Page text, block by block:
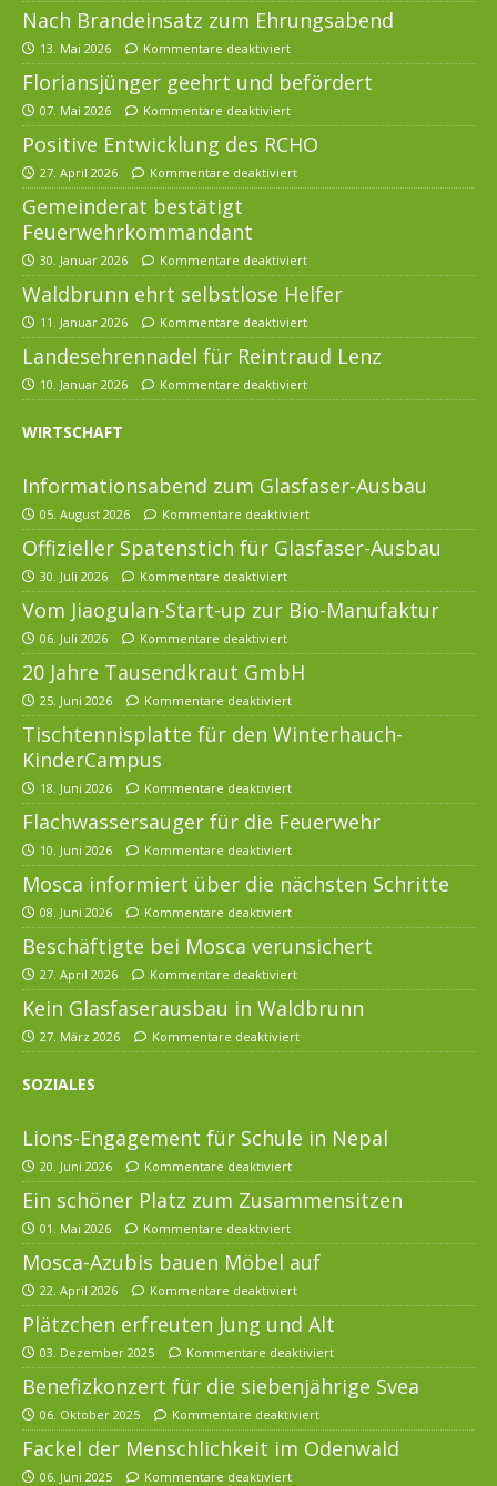
Nach Brandeinsatz zum Ehrungsabend
13. Mai 2026 Kommentare deaktiviert
Floriansjünger geehrt und befördert
07. Mai 2026 Kommentare deaktiviert
Positive Entwicklung des RCHO
27. April 2026 Kommentare deaktiviert
Gemeinderat bestätigt
Feuerwehrkommandant
30. Januar 2026 Kommentare deaktiviert
Waldbrunn ehrt selbstlose Helfer
11. Januar 2026 Kommentare deaktiviert
Landesehrennadel für Reintraud Lenz
10. Januar 2026 Kommentare deaktiviert
WIRTSCHAFT
Informationsabend zum Glasfaser-Ausbau
05. August 2026 Kommentare deaktiviert
Offizieller Spatenstich für Glasfaser-Ausbau
30. Juli 2026 Kommentare deaktiviert
Vom Jiaogulan-Start-up zur Bio-Manufaktur
06. Juli 2026 Kommentare deaktiviert
20 Jahre Tausendkraut GmbH
25. Juni 2026 Kommentare deaktiviert
Tischtennisplatte für den Winterhauch-
KinderCampus
18. Juni 2026 Kommentare deaktiviert
Flachwassersauger für die Feuerwehr
10. Juni 2026 Kommentare deaktiviert
Mosca informiert über die nächsten Schritte
08. Juni 2026 Kommentare deaktiviert
Beschäftigte bei Mosca verunsichert
27. April 2026 Kommentare deaktiviert
Kein Glasfaserausbau in Waldbrunn
27. März 2026 Kommentare deaktiviert
SOZIALES
Lions-Engagement für Schule in Nepal
20. Juni 2026 Kommentare deaktiviert
Ein schöner Platz zum Zusammensitzen
01. Mai 2026 Kommentare deaktiviert
Mosca-Azubis bauen Möbel auf
22. April 2026 Kommentare deaktiviert
Plätzchen erfreuten Jung und Alt
03. Dezember 2025 Kommentare deaktiviert
Benefizkonzert für die siebenjährige Svea
06. Oktober 2025 Kommentare deaktiviert
Fackel der Menschlichkeit im Odenwald
06. Juni 2025 Kommentare deaktiviert